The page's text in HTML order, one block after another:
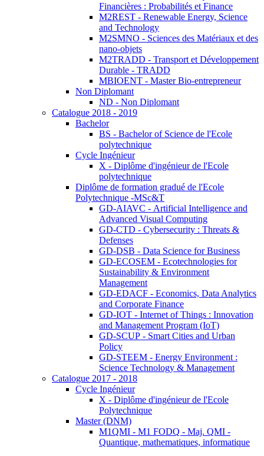
Financières : Probabilités et Finance
M2REST - Renewable Energy, Science
and Technology
M2SMNO - Sciences des Matériaux et des
nano-objets
M2TRADD - Transport et Développement
Durable - TRADD
MBIOENT - Master Bio-entrepreneur
Non Diplomant
ND - Non Diplomant
Catalogue 2018 - 2019
Bachelor
BS - Bachelor of Science de l'Ecole
polytechnique
Cycle Ingénieur
X - Diplôme d'ingénieur de l'Ecole
polytechnique
Diplôme de formation gradué de l'Ecole
Polytechnique -MSc&T
GD-AIAVC - Artificial Intelligence and
Advanced Visual Computing
GD-CTD - Cybersecurity : Threats &
Defenses
GD-DSB - Data Science for Business
GD-ECOSEM - Ecotechnologies for
Sustainability & Environment
Management
GD-EDACF - Economics, Data Analytics
and Corporate Finance
GD-IOT - Internet of Things : Innovation
and Management Program (IoT)
GD-SCUP - Smart Cities and Urban
Policy
GD-STEEM - Energy Environment :
Science Technology & Management
Catalogue 2017 - 2018
Cycle Ingénieur
X - Diplôme d'ingénieur de l'Ecole
Polytechnique
Master (DNM)
M1QMI - M1 FODQ - Maj. QMI -
Quantique, mathematiques, informatique